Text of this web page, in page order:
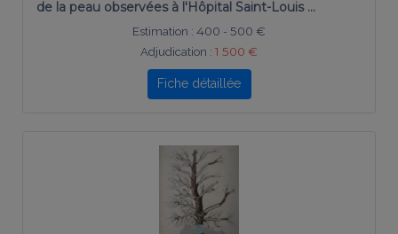
de la peau observées à l'Hôpital Saint-Louis …
Estimation : 400 - 500 €
Adjudication : 1 500 €
Fiche détaillée